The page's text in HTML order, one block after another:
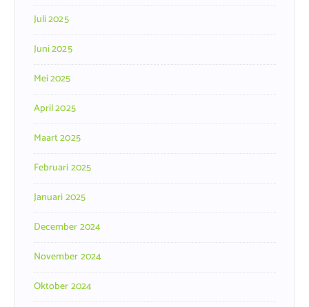
Juli 2025
Juni 2025
Mei 2025
April 2025
Maart 2025
Februari 2025
Januari 2025
December 2024
November 2024
Oktober 2024